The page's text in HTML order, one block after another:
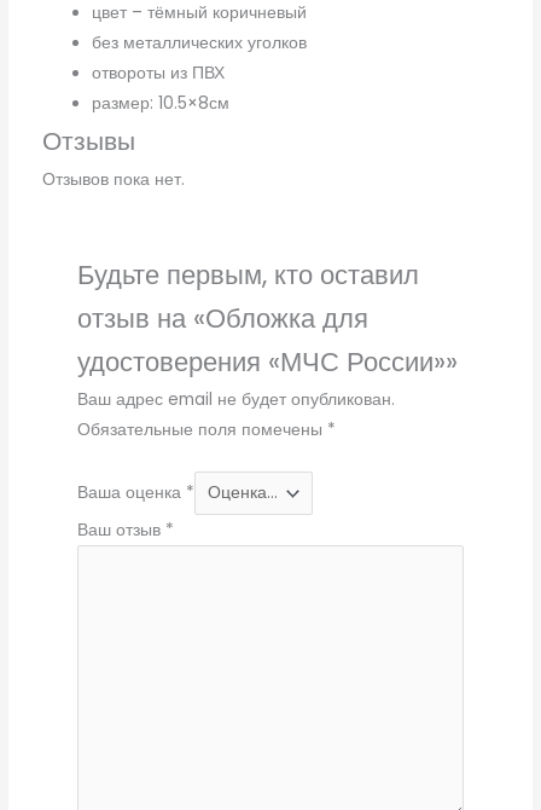
цвет – тёмный коричневый
без металлических уголков
отвороты из ПВХ
размер: 10.5×8см
Отзывы
Отзывов пока нет.
Будьте первым, кто оставил
отзыв на «Обложка для
удостоверения «МЧС России»»
Ваш адрес email не будет опубликован.
Обязательные поля помечены *
Ваша оценка *
Ваш отзыв *